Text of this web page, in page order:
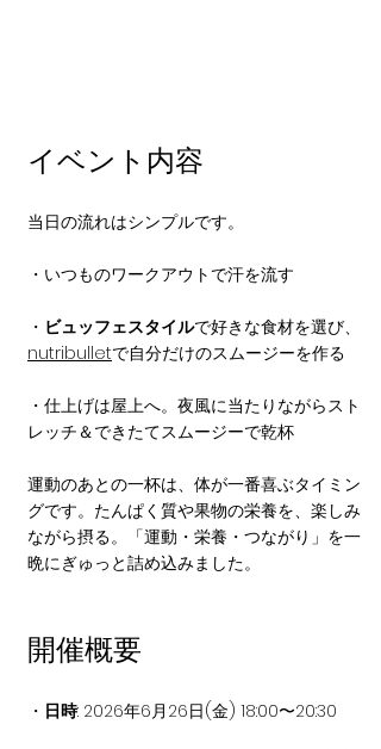
イベント内容
当日の流れはシンプルです。
・いつものワークアウトで汗を流す
・ ビュッフェスタイルで好きな食材を選び、
nutribulletで自分だけのスムージーを作る
・仕上げは屋上へ。夜風に当たりながらスト
レッチ＆できたてスムージーで乾杯
運動のあとの一杯は、体が一番喜ぶタイミン
グです。たんぱく質や果物の栄養を、楽しみ
ながら摂る。「運動・栄養・つながり」を一
晩にぎゅっと詰め込みました。
開催概要
・ 日時: 2026年6月26日(金) 18:00〜20:30